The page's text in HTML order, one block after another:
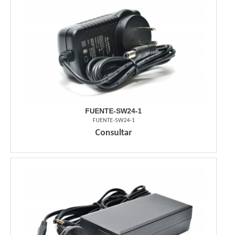
FUENTE-SW24-1
FUENTE-SW24-1
Consultar